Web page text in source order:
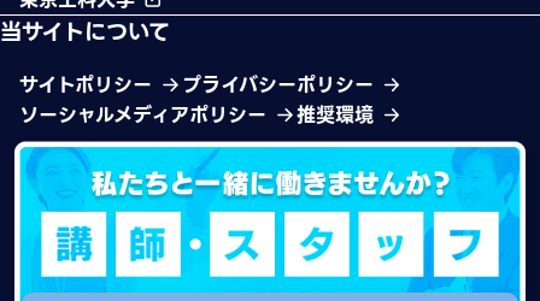
当サイトについて
サイトポリシー
プライバシーポリシー
ソーシャルメディアポリシー
推奨環境